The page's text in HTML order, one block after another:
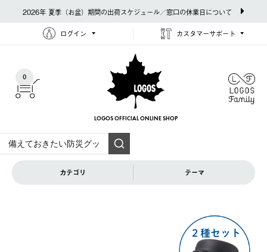
2026年 夏季（お盆）期間の出荷スケジュール／窓口の休業日について
ログイン カスタマーサポート
0
LOGOS OFFICIAL ONLINE SHOP
カテゴリ テーマ